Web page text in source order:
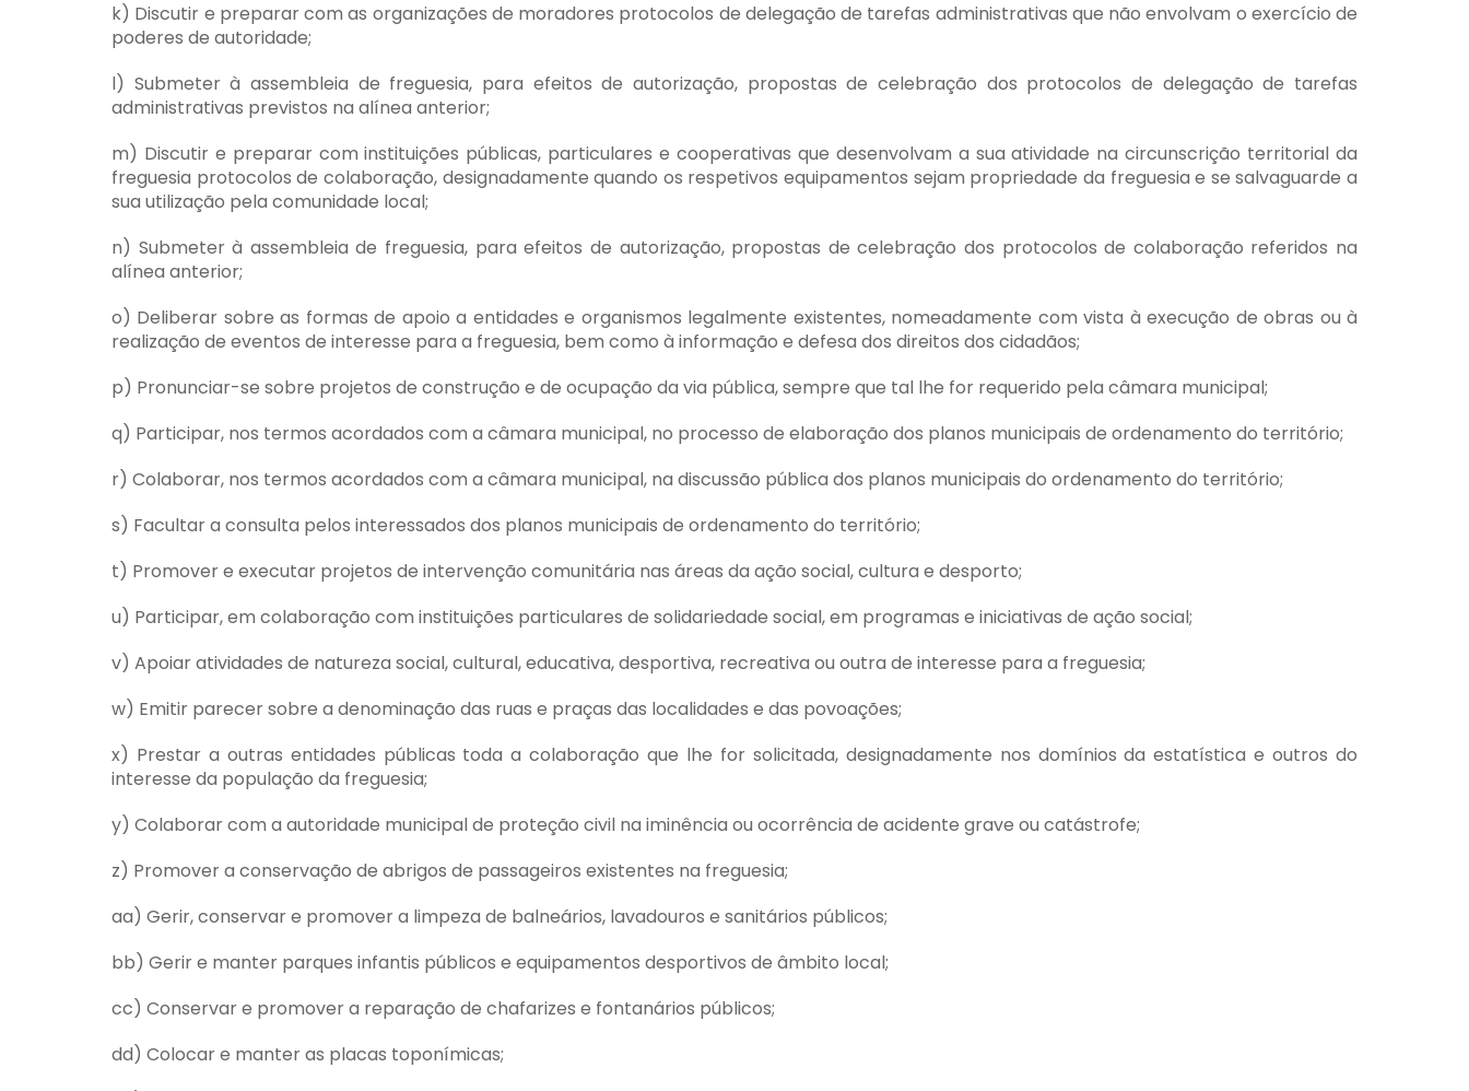
k) Discutir e preparar com as organizações de moradores protocolos de delegação de tarefas administrativas que não envolvam o exercício de
poderes de autoridade;
l) Submeter à assembleia de freguesia, para efeitos de autorização, propostas de celebração dos protocolos de delegação de tarefas
administrativas previstos na alínea anterior;
m) Discutir e preparar com instituições públicas, particulares e cooperativas que desenvolvam a sua atividade na circunscrição territorial da
freguesia protocolos de colaboração, designadamente quando os respetivos equipamentos sejam propriedade da freguesia e se salvaguarde a
sua utilização pela comunidade local;
n) Submeter à assembleia de freguesia, para efeitos de autorização, propostas de celebração dos protocolos de colaboração referidos na
alínea anterior;
o) Deliberar sobre as formas de apoio a entidades e organismos legalmente existentes, nomeadamente com vista à execução de obras ou à
realização de eventos de interesse para a freguesia, bem como à informação e defesa dos direitos dos cidadãos;
p) Pronunciar-se sobre projetos de construção e de ocupação da via pública, sempre que tal lhe for requerido pela câmara municipal;
q) Participar, nos termos acordados com a câmara municipal, no processo de elaboração dos planos municipais de ordenamento do território;
r) Colaborar, nos termos acordados com a câmara municipal, na discussão pública dos planos municipais do ordenamento do território;
s) Facultar a consulta pelos interessados dos planos municipais de ordenamento do território;
t) Promover e executar projetos de intervenção comunitária nas áreas da ação social, cultura e desporto;
u) Participar, em colaboração com instituições particulares de solidariedade social, em programas e iniciativas de ação social;
v) Apoiar atividades de natureza social, cultural, educativa, desportiva, recreativa ou outra de interesse para a freguesia;
w) Emitir parecer sobre a denominação das ruas e praças das localidades e das povoações;
x) Prestar a outras entidades públicas toda a colaboração que lhe for solicitada, designadamente nos domínios da estatística e outros do
interesse da população da freguesia;
y) Colaborar com a autoridade municipal de proteção civil na iminência ou ocorrência de acidente grave ou catástrofe;
z) Promover a conservação de abrigos de passageiros existentes na freguesia;
aa) Gerir, conservar e promover a limpeza de balneários, lavadouros e sanitários públicos;
bb) Gerir e manter parques infantis públicos e equipamentos desportivos de âmbito local;
cc) Conservar e promover a reparação de chafarizes e fontanários públicos;
dd) Colocar e manter as placas toponímicas;